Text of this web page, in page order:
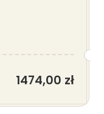
1474,00 zł